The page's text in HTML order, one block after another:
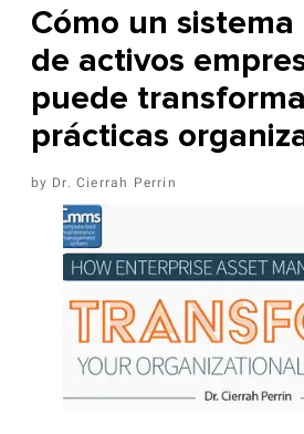
Cómo un
de activos
puede
prácticas
Dr. Cierrah Perrin